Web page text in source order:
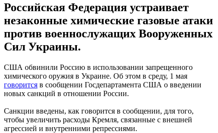
Российская Федерация устраивает
незаконные химические газовые атаки
против военнослужащих Вооруженных
Сил Украины.
США обвинили Россию в использовании запрещенного
химического оружия в Украине. Об этом в среду, 1 мая
говорится в сообщении Госдепартамента США о введении
новых санкций в отношении России.
Санкции введены, как говорится в сообщении, для того,
чтобы увеличить расходы Кремля, связанные с внешней
агрессией и внутренними репрессиями.